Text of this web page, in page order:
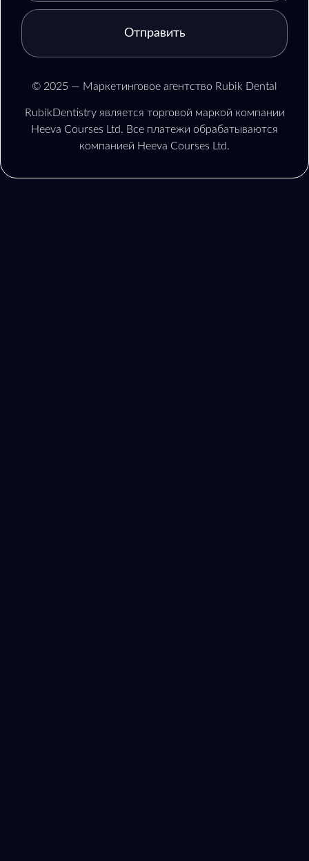
Отправить
© 2025 — Маркетинговое агентство Rubik Dental
RubikDentistry является торговой маркой компании
Heeva Courses Ltd. Все платежи обрабатываются
компанией Heeva Courses Ltd.